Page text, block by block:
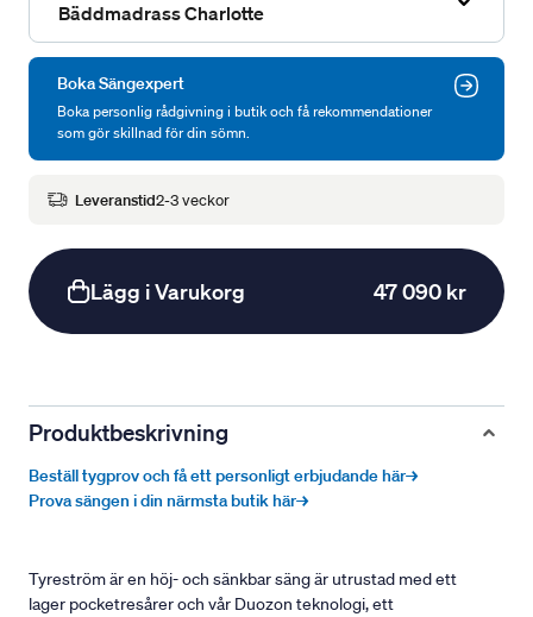
Bäddmadrass Charlotte
Boka Sängexpert
Boka personlig rådgivning i butik och få rekommendationer
som gör skillnad för din sömn.
Leveranstid2-3 veckor
Lägg i Varukorg 47 090 kr
Produktbeskrivning
Beställ tygprov och få ett personligt erbjudande här→
Prova sängen i din närmsta butik här→
Tyreström är en höj- och sänkbar säng är utrustad med ett
lager pocketresårer och vår Duozon teknologi, ett